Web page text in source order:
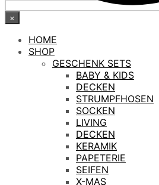
×
HOME
SHOP
GESCHENK SETS
BABY & KIDS
DECKEN
STRUMPFHOSEN
SOCKEN
LIVING
DECKEN
KERAMIK
PAPETERIE
SEIFEN
X-MAS